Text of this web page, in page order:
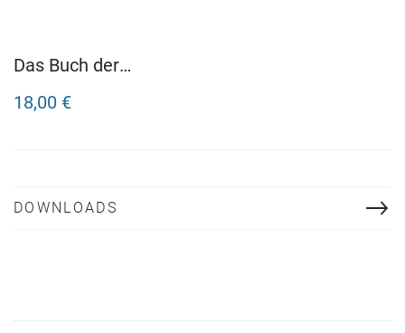
Das Buch der
18,00 €
DOWNLOADS